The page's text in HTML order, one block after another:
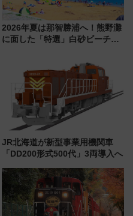
2026年夏は那智勝浦へ！熊野灘
に面した「特選」白砂ビーチは
会」は8月11日開催！
JR北海道が新型事業用機関車
「DD200形式500代」3両導入へ